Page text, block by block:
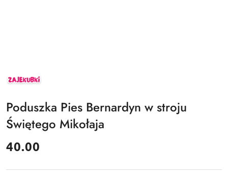
ZAJEKUBKI
Poduszka Pies Bernardyn w stroju
Świętego Mikołaja
cena:
40.00